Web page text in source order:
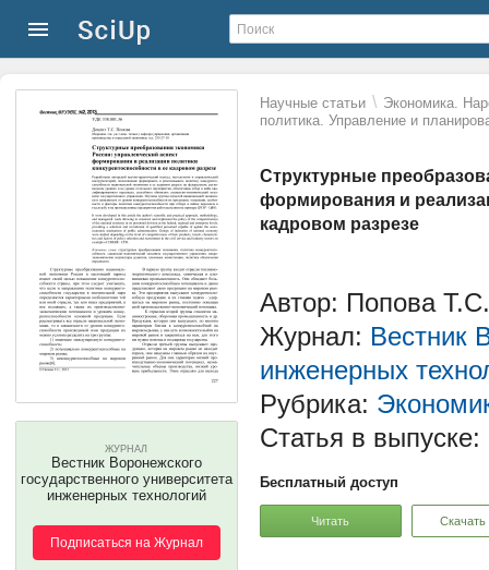
Научные статьи \ Экономика.
политика. Управление и
Структурные
формирования и
кадровом разрезе
ЖУРНАЛ
Вестник Воронежского
государственного университета
инженерных технологий
Подписаться на Журнал
Автор: Попова Т.С.
Журнал: Вестник
инженерных
Рубрика:
Статья в выпуске:
Бесплатный доступ
Читать Скачать